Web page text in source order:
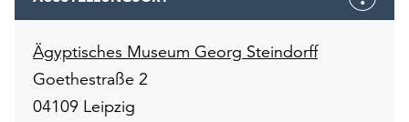
Ägyptisches Museum Georg Steindorff
Goethestraße 2
04109 Leipzig